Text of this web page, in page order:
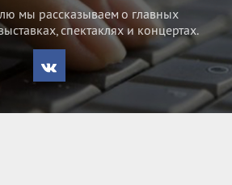
мы рассказываем о главных
спектаклях и концертах.